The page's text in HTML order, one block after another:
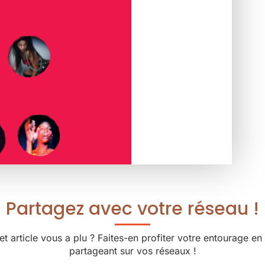
Partagez avec votre réseau !
article vous a plu ? Faites-en profiter votre entourage en
partageant sur vos réseaux !